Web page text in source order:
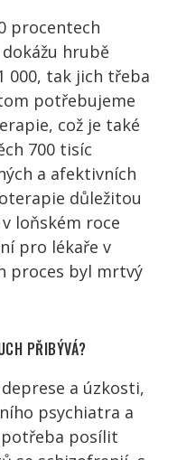
procentech
hrubě
000, tak jich třeba
potřebujeme
což je také
700 tisíc
a afektivních
důležitou
loňském roce
pro lékaře v
proces byl mrtvý
PŘIBÝVÁ?
a úzkosti,
psychiatra a
posílit